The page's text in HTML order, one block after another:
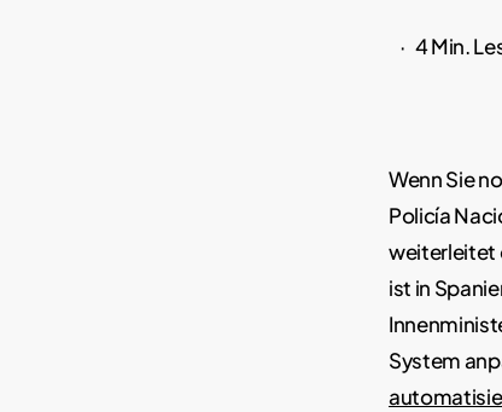
4 Min.
Wenn Sie
Policía
weiterleitet
ist in
System